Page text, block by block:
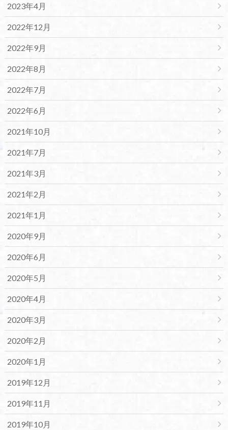
2023年4月
2022年12月
2022年9月
2022年8月
2022年7月
2022年6月
2021年10月
2021年7月
2021年3月
2021年2月
2021年1月
2020年9月
2020年6月
2020年5月
2020年4月
2020年3月
2020年2月
2020年1月
2019年12月
2019年11月
2019年10月